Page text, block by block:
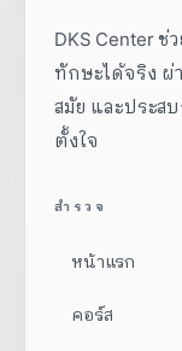
DKS Center
ทักษะได้จริง ผ่
สมัย และประส
ตั้งใจ
สำรวจ
หน้าแรก
คอร์ส